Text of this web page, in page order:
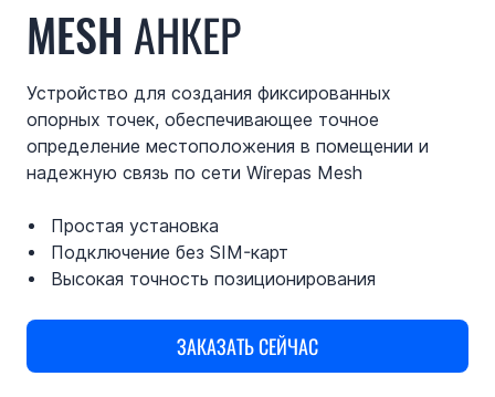
MESH АНКЕР
Устройство для создания фиксированных
опорных точек, обеспечивающее точное
определение местоположения в помещении и
надежную связь по сети Wirepas Mesh
Простая установка
Подключение без SIM-карт
Высокая точность позиционирования
ЗАКАЗАТЬ СЕЙЧАС